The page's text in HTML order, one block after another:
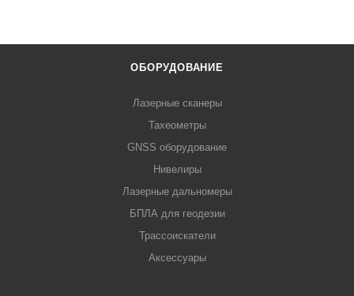
ОБОРУДОВАНИЕ
Лазерные сканеры
Тахеометры
GNSS оборудование
Нивелиры
Лазерные дальномеры
БПЛА для геодезии
Трассоискатели
Аксессуары